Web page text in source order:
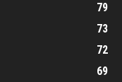
79
73
72
69